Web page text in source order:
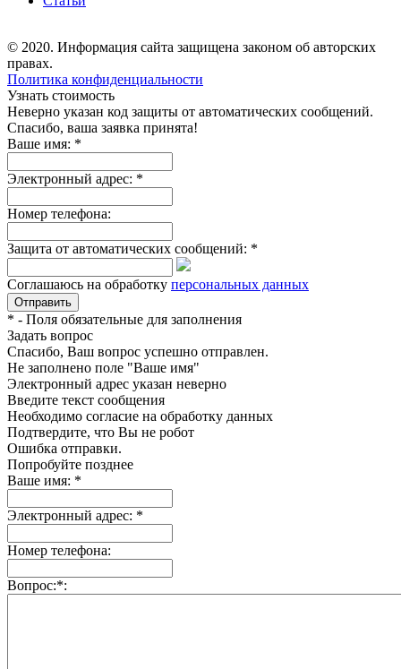
© 2020. Информация сайта защищена законом об авторских
правах.
Политика конфиденциальности
Узнать стоимость
Неверно указан код защиты от автоматических сообщений.
Спасибо, ваша заявка принята!
Ваше имя: *
Электронный адрес: *
Номер телефона:
Защита от автоматических сообщений: *
Соглашаюсь на обработку персональных данных
* - Поля обязательные для заполнения
Задать вопрос
Спасибо, Ваш вопрос успешно отправлен.
Не заполнено поле "Ваше имя"
Электронный адрес указан неверно
Введите текст сообщения
Необходимо согласие на обработку данных
Подтвердите, что Вы не робот
Ошибка отправки.
Попробуйте позднее
Ваше имя: *
Электронный адрес: *
Номер телефона:
Вопрос:*: